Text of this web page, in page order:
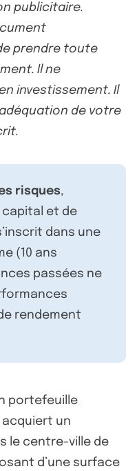
publicitaire.
prendre toute
Il ne
investissement. Il
de votre
risques,
et de
dans une
(10 ans
passées ne
rendement
portefeuille
acquiert un
le centre-ville de
d’une surface